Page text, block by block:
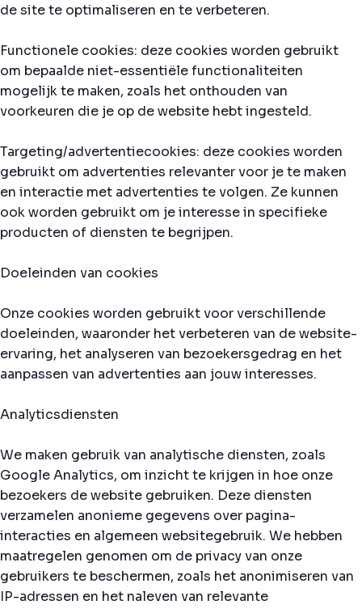
de site te optimaliseren en te verbeteren.
Functionele cookies: deze cookies worden gebruikt
om bepaalde niet-essentiële functionaliteiten
mogelijk te maken, zoals het onthouden van
voorkeuren die je op de website hebt ingesteld.
Targeting/advertentiecookies: deze cookies worden
gebruikt om advertenties relevanter voor je te maken
en interactie met advertenties te volgen. Ze kunnen
ook worden gebruikt om je interesse in specifieke
producten of diensten te begrijpen.
Doeleinden van cookies
Onze cookies worden gebruikt voor verschillende
doeleinden, waaronder het verbeteren van de website-
ervaring, het analyseren van bezoekersgedrag en het
aanpassen van advertenties aan jouw interesses.
Analyticsdiensten
We maken gebruik van analytische diensten, zoals
Google Analytics, om inzicht te krijgen in hoe onze
bezoekers de website gebruiken. Deze diensten
verzamelen anonieme gegevens over pagina-
interacties en algemeen websitegebruik. We hebben
maatregelen genomen om de privacy van onze
gebruikers te beschermen, zoals het anonimiseren van
IP-adressen en het naleven van relevante